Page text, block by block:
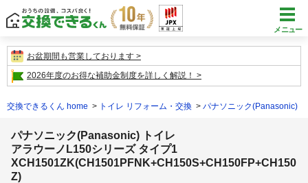
メニュー
お盆期間も営業しております
2026年度のお得な補助金制度を詳しく解説！
交換できるくん home トイレ リフォーム・交換 パナソニック(Panasonic)
パナソニック(Panasonic) トイレ
アラウーノL150シリーズ タイプ1
XCH1501ZK(CH1501PFNK+CH150S+CH150FP+CH150
Z)